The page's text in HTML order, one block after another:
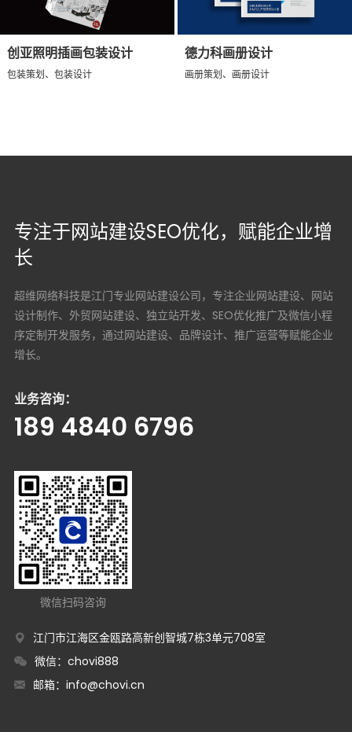
创亚照明插画包装设计
包装策划、包装设计
德力科画册设计
画册策划、画册设计
专注于网站建设SEO优化，赋能企业增
长
超维网络科技是江门专业网站建设公司，专注企业网站建设、网站
设计制作、外贸网站建设、独立站开发、SEO优化推广及微信小程
序定制开发服务，通过网站建设、品牌设计、推广运营等赋能企业
增长。
业务咨询：
189 4840 6796
微信扫码咨询
江门市江海区金瓯路高新创智城7栋3单元708室
微信：chovi888
邮箱： info@chovi.cn